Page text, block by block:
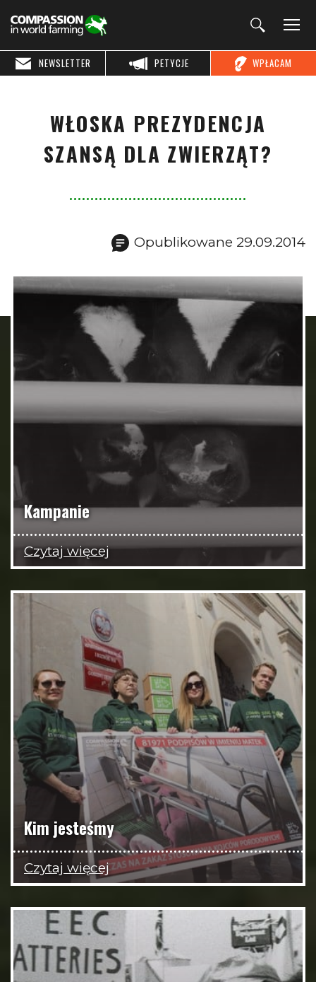
WPŁACAM
PETYCJE
NEWSLETTER
WŁOSKA PREZYDENCJA
SZANSĄ DLA ZWIERZĄT?
Opublikowane 29.09.2014
Kampanie
Czytaj więcej
Kim jesteśmy
Czytaj więcej